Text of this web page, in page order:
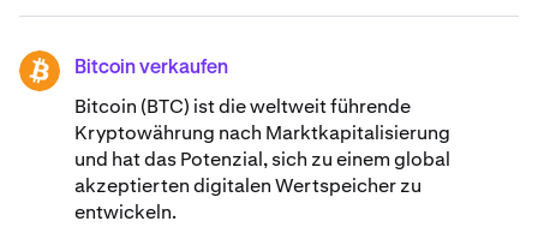
BTC Bitcoin verkaufen
Bitcoin (BTC) ist die weltweit führende
Kryptowährung nach Marktkapitalisierung
und hat das Potenzial, sich zu einem global
akzeptierten digitalen Wertspeicher zu
entwickeln.